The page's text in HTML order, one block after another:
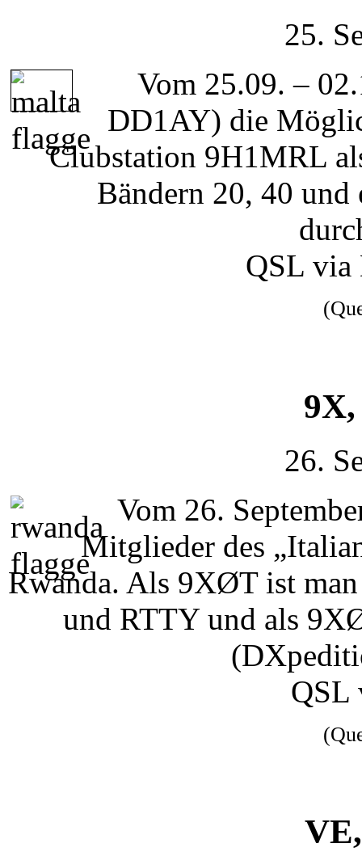
25.
Vom 25.09. –
DD1AY) die
Clubstation 9H1MRL
Bändern 20, 40
QSL
26.
Vom 26.
Mitglieder des
Rwanda. Als 9XØT ist
und RTTY und als
QSL